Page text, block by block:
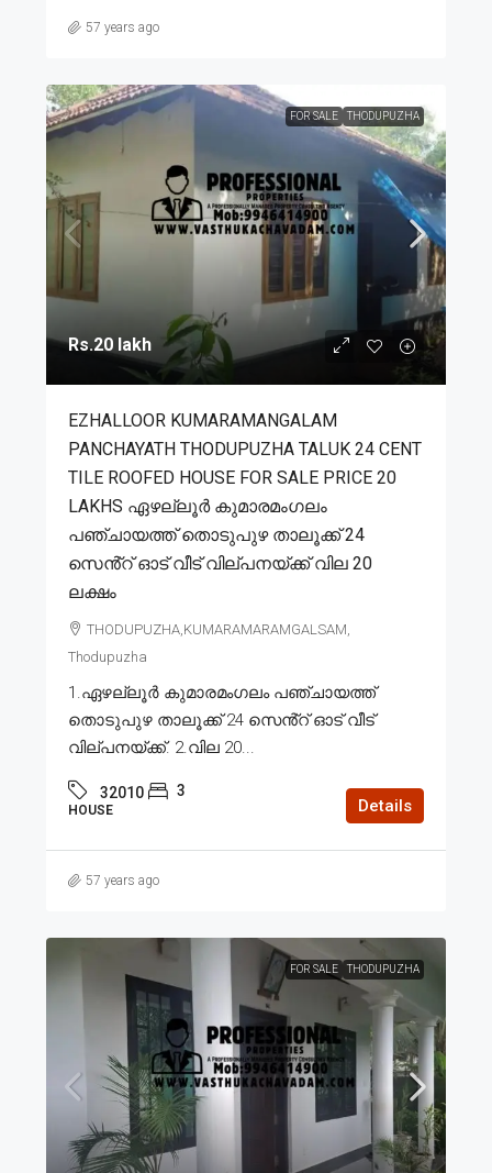
57 years ago
FOR SALE THODUPUZHA
Rs.20 lakh
EZHALLOOR KUMARAMANGALAM
PANCHAYATH THODUPUZHA TALUK 24 CENT
TILE ROOFED HOUSE FOR SALE PRICE 20
LAKHS ഏഴല്ലൂർ കുമാരമംഗലം
പഞ്ചായത്ത് തൊടുപുഴ താലൂക്ക് 24
സെൻ്റ് ഓട് വീട് വില്പനയ്ക്ക് വില 20
ലക്ഷം
THODUPUZHA,KUMARAMARAMGALSAM,
Thodupuzha
1.ഏഴല്ലൂർ കുമാരമംഗലം പഞ്ചായത്ത്
തൊടുപുഴ താലൂക്ക് 24 സെൻ്റ് ഓട് വീട്
വില്പനയ്ക്ക്. 2.വില 20...
32010 3
HOUSE Details
57 years ago
FOR SALE THODUPUZHA